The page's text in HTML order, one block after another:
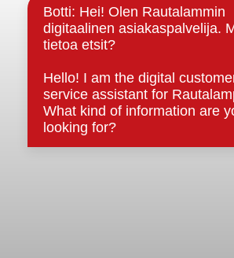
Strategiat, ohjelmat, ohjeet,
sopimukset
Asiakirjajulkisuuskuvaus
Evästeet
Saavutettavuusseloste
Tietosuoja
Tietosuojaselosteet